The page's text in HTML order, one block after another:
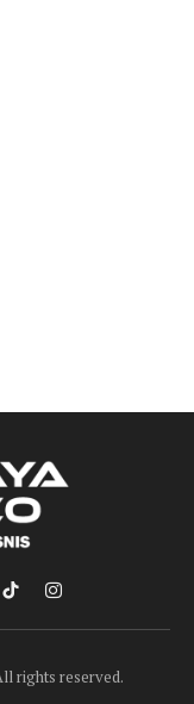
TikTokInstagram
rights reserved.